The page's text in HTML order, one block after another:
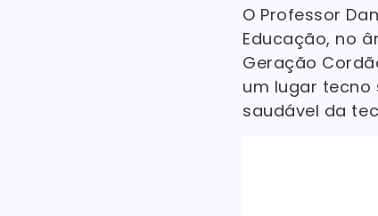
O Professor
Educação, no
Geração
um lugar tecno
saudável da